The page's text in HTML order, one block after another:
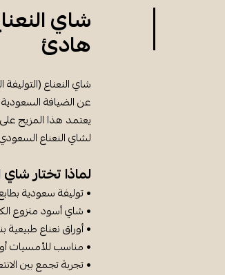
شاي
هادئ
شاي النعناع
عن الضيافة
يعتمد هذا المزيج
لشاي النعناع
لماذا تختار شاي
• توليفة سعودية
• شاي أسود منزوع
• أوراق نعناع
• مناسب للأمسيات
• تجربة تجمع بين